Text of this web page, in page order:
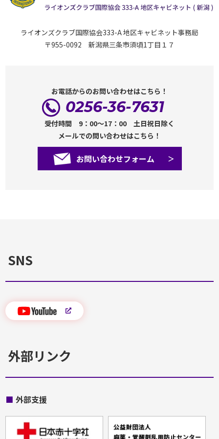
ライオンズクラブ国際協会333-A 地区キャビネット事務局
〒955-0092 新潟県三条市須頃1丁目１７
お電話からのお問い合わせはこちら！
0256-36-7631
受付時間 9：00～17：00 土日祝日除く
メールでの問い合わせはこちら！
お問い合わせフォーム
SNS
外部リンク
■ 外部支援